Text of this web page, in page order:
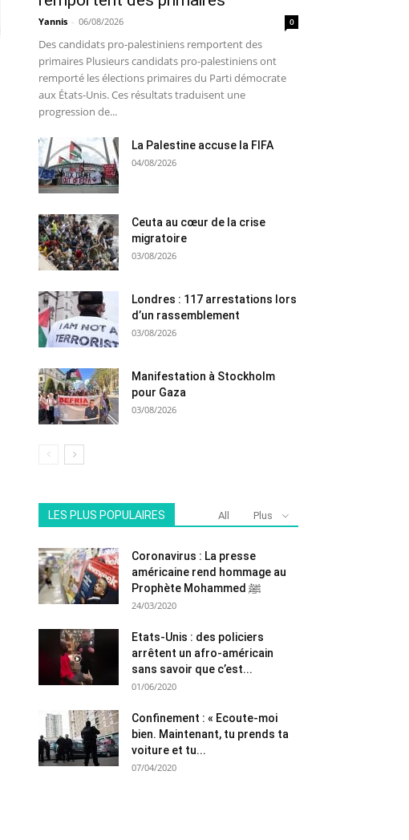
Yannis - 06/08/2026 0
Des candidats pro-palestiniens remportent des
primaires Plusieurs candidats pro-palestiniens ont
remporté les élections primaires du Parti démocrate
aux États-Unis. Ces résultats traduisent une
progression de...
La Palestine accuse la FIFA
04/08/2026
Ceuta au cœur de la crise
migratoire
03/08/2026
Londres : 117 arrestations lors
d’un rassemblement
03/08/2026
Manifestation à Stockholm
pour Gaza
03/08/2026
LES PLUS POPULAIRES All Plus
Coronavirus : La presse
américaine rend hommage au
Prophète Mohammed ﷺ
24/03/2020
Etats-Unis : des policiers
arrêtent un afro-américain
sans savoir que c’est...
01/06/2020
Confinement : « Ecoute-moi
bien. Maintenant, tu prends ta
voiture et tu...
07/04/2020